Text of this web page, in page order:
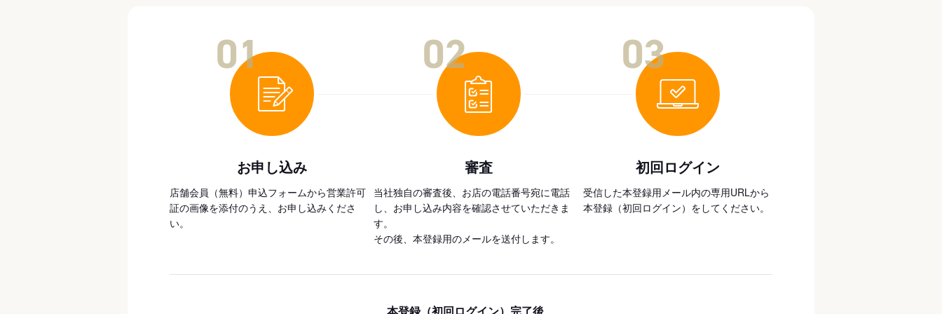
お申し込み
店舗会員（無料）申込フォームから営業許可
証の画像を添付のうえ、お申し込みくださ
い。
審査
当社独自の審査後、お店の電話番号宛に電話
し、お申し込み内容を確認させていただきま
す。
その後、本登録用のメールを送付します。
初回ログイン
受信した本登録用メール内の専用URLから
本登録（初回ログイン）をしてください。